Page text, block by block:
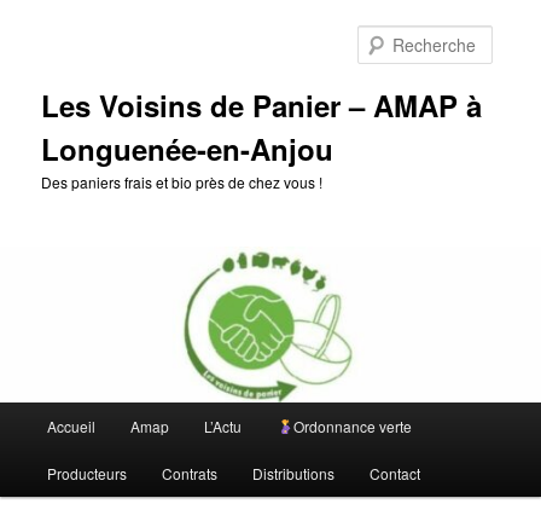
Les Voisins de Panier – AMAP à
Longuenée-en-Anjou
Des paniers frais et bio près de chez vous !
principal
Accueil Amap L’Actu Ordonnance verte
Producteurs Contrats Distributions Contact